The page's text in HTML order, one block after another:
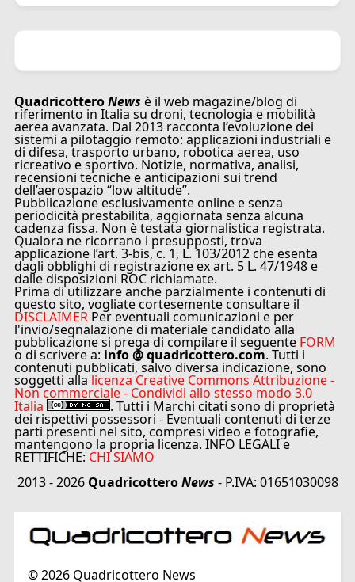
QuadricotteroNews è il web magazine/blog di
riferimento in Italia su droni, tecnologia e mobilità
aerea avanzata. Dal 2013 racconta l’evoluzione dei
sistemi a pilotaggio remoto: applicazioni industriali e
di difesa, trasporto urbano, robotica aerea, uso
ricreativo e sportivo. Notizie, normativa, analisi,
recensioni tecniche e anticipazioni sui trend
dell’aerospazio “low altitude”.
Pubblicazione esclusivamente online e senza
periodicità prestabilita, aggiornata senza alcuna
cadenza fissa. Non è testata giornalistica registrata.
Qualora ne ricorrano i presupposti, trova
applicazione l’art. 3-bis, c. 1, L. 103/2012 che esenta
dagli obblighi di registrazione ex art. 5 L. 47/1948 e
dalle disposizioni ROC richiamate.
Prima di utilizzare anche parzialmente i contenuti di
questo sito, vogliate cortesemente consultare il
DISCLAIMER Per eventuali comunicazioni e per
l'invio/segnalazione di materiale candidato alla
pubblicazione si prega di compilare il seguente FORM
o di scrivere a: info @ quadricottero.com. Tutti i
contenuti pubblicati, salvo diversa indicazione, sono
soggetti alla licenza Creative Commons Attribuzione -
Non commerciale - Condividi allo stesso modo 3.0
Italia . Tutti i Marchi citati sono di proprietà
dei rispettivi possessori - Eventuali contenuti di terze
parti presenti nel sito, compresi video e fotografie,
mantengono la propria licenza. INFO LEGALI e
RETTIFICHE: CHI SIAMO
2013 - 2026 QuadricotteroNews - P.IVA: 01651030098
©2026Quadricottero News